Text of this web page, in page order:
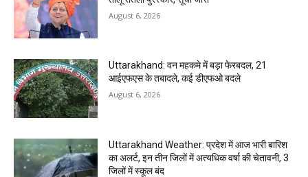
August 6, 2026
Uttarakhand: वन महकमे में बड़ा फेरबदल, 21
आईएफएस के तबादले, कई डीएफओ बदले
August 6, 2026
Uttarakhand Weather: प्रदेश में आज भारी बारिश
का अलर्ट, इन तीन जिलों में अत्यधिक वर्षा की चेतावनी, 3
जिलों में स्कूल बंद